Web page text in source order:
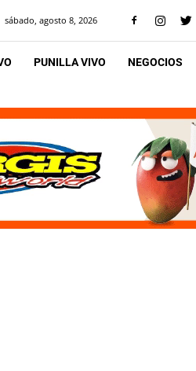
sábado, agosto 8, 2026
PUNILLA VIVO NEGOCIOS